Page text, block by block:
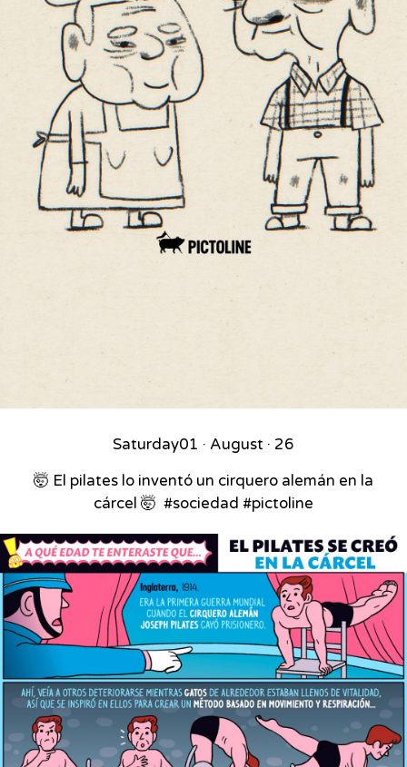
Saturday01 · August · 26
🤯 El pilates lo inventó un cirquero alemán en la
cárcel 🤯⁣ ⁣ #sociedad #pictoline